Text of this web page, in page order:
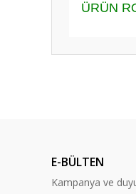
ÜRÜN
Ürün
Ürün fiyatı
E-BÜLTEN
Kampanya ve